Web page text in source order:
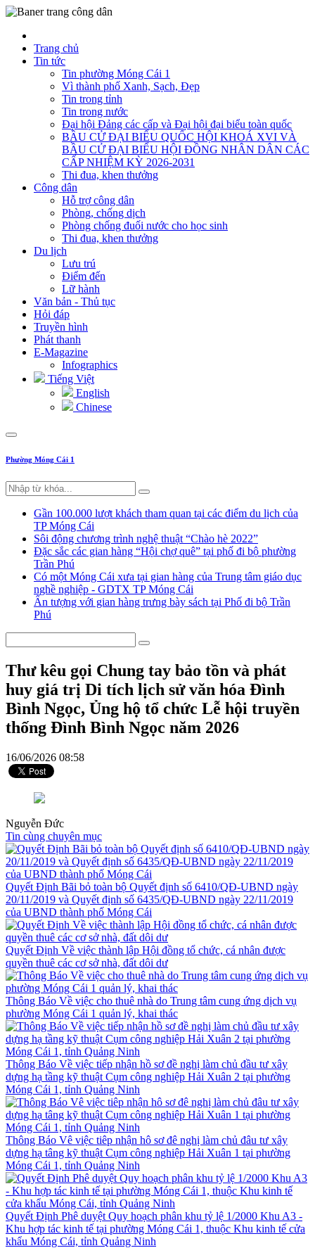
Trang chủ
Tin tức
Tin phường Móng Cái 1
Vì thành phố Xanh, Sạch, Đẹp
Tin trong tỉnh
Tin trong nước
Đại hội Đảng các cấp và Đại hội đại biểu toàn quốc
BẦU CỬ ĐẠI BIỂU QUỐC HỘI KHOÁ XVI VÀ
BẦU CỬ ĐẠI BIỂU HỘI ĐỒNG NHÂN DÂN CÁC
CẤP NHIỆM KỲ 2026-2031
Thi đua, khen thưởng
Công dân
Hỗ trợ công dân
Phòng, chống dịch
Phòng chống đuối nước cho học sinh
Thi đua, khen thưởng
Du lịch
Lưu trú
Điểm đến
Lữ hành
Văn bản - Thủ tục
Hỏi đáp
Truyền hình
Phát thanh
E-Magazine
Infographics
Tiếng Việt
English
Chinese
Phường Móng Cái 1
Gần 100.000 lượt khách tham quan tại các điểm du lịch của
TP Móng Cái
Sôi động chương trình nghệ thuật “Chào hè 2022”
Đặc sắc các gian hàng “Hội chợ quê” tại phố đi bộ phường
Trần Phú
Có một Móng Cái xưa tại gian hàng của Trung tâm giáo dục
nghề nghiệp - GDTX TP Móng Cái
Ấn tượng với gian hàng trưng bày sách tại Phố đi bộ Trần
Phú
Thư kêu gọi Chung tay bảo tồn và phát
huy giá trị Di tích lịch sử văn hóa Đình
Bình Ngọc, Ủng hộ tổ chức Lễ hội truyền
thống Đình Bình Ngọc năm 2026
16/06/2026 08:58
Nguyễn Đức
Tin cùng chuyên mục
Quyết Định Bãi bỏ toàn bộ Quyết định số 6410/QĐ-UBND ngày
20/11/2019 và Quyết định số 6435/QĐ-UBND ngày 22/11/2019
của UBND thành phố Móng Cái
Quyết Định Về việc thành lập Hội đồng tổ chức, cá nhân được
quyền thuê các cơ sở nhà, đất dôi dư
Thông Báo Về việc cho thuê nhà do Trung tâm cung ứng dịch vụ
phường Móng Cái 1 quản lý, khai thác
Thông Báo Về việc tiếp nhận hồ sơ đề nghị làm chủ đầu tư xây
dựng hạ tầng kỹ thuật Cụm công nghiệp Hải Xuân 2 tại phường
Móng Cái 1, tỉnh Quảng Ninh
Thông Báo Vê việc tiêp nhận hô sơ đê nghị làm chủ đâu tư xây
dựng hạ tâng kỹ thuật Cụm công nghiệp Hải Xuân 1 tại phường
Móng Cái 1, tỉnh Quảng Ninh
Quyết Định Phê duyệt Quy hoạch phân khu tỷ lệ 1/2000 Khu A3 -
Khu hợp tác kinh tế tại phường Móng Cái 1, thuộc Khu kinh tế cửa
khẩu Móng Cái, tỉnh Quảng Ninh